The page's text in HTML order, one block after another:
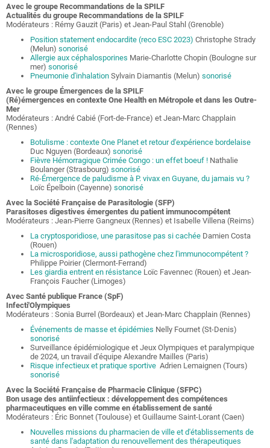
Avec le groupe Recommandations de la SPILF
Actualités du groupe Recommandations de la SPILF
Modérateurs : Rémy Gauzit (Paris) et Jean-Paul Stahl (Grenoble)
Position statement endocardite (reco ESC 2023) Christophe Strady
(Melun) sonorisé
Allergie aux céphalosporines Marie-Charlotte Chopin (Boulogne sur
mer) sonorisé
Pneumonie d'inhalation Sylvain Diamantis (Melun) sonorisé
Avec le groupe Émergences de la SPILF
(Ré)émergences en contexte One Health en Métropole et dans les Outre-
Mer
Modérateurs : André Cabié (Fort-de-France) et Jean-Marc Chapplain
(Rennes)
Botulisme : contexte One Planet et retour d'expérience bordelaise
Duc Nguyen (Bordeaux) sonorisé
Fièvre Hémorragique Crimée Congo : un effet boeuf ! Nathalie
Boulanger (Strasbourg) sonorisé
Ré-Émergence de paludisme à P. vivax en Guyane, du jamais vu ?
Loïc Épelboin (Cayenne) sonorisé
Avec la Société Française de Parasitologie (SFP)
Parasitoses digestives émergentes du patient immunocompétent
Modérateurs : Jean-Pierre Gangneux (Rennes) et Isabelle Villena (Reims)
La cryptosporidiose, une parasitose pas si cachée Damien Costa
(Rouen)
La microsporidiose, aussi pathogène chez l'immunocompétent ?
Philippe Poirier (Clermont-Ferrand)
Les giardia entrent en résistance Loïc Favennec (Rouen) et Jean-
François Faucher (Limoges)
Avec Santé publique France (SpF)
Infecti'Olympiques
Modérateurs : Sonia Burrel (Bordeaux) et Jean-Marc Chapplain (Rennes)
Événements de masse et épidémies Nelly Fournet (St-Denis)
sonorisé
Surveillance épidémiologique et Jeux Olympiques et paralympique
de 2024, un travail d'équipe Alexandre Mailles (Paris)
Risque infectieux et pratique sportive Adrien Lemaignen (Tours)
sonorisé
Avec la Société Française de Pharmacie Clinique (SFPC)
Bon usage des antiinfectieux : développement des compétences
pharmaceutiques en ville comme en établissement de santé
Modérateurs : Éric Bonnet (Toulouse) et Guillaume Saint-Lorant (Caen)
Nouvelles missions du pharmacien de ville et d'établissements de
santé dans l'adaptation du renouvellement des thérapeutiques